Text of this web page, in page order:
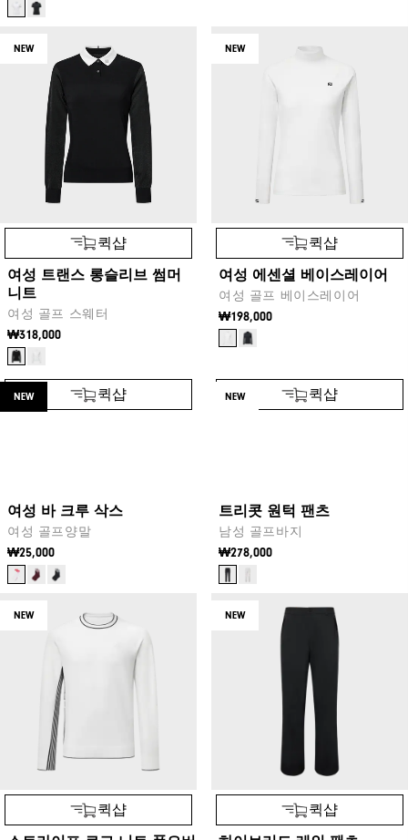
NEW
퀵샵
여성 트랜스 롱슬리브 썸머
니트
여성 골프 스웨터
₩318,000
NEW
퀵샵
여성 에센셜 베이스레이어
여성 골프 베이스레이어
₩198,000
NEW
여성 바 크루 삭스
NEW
트리콧 원턱 팬츠